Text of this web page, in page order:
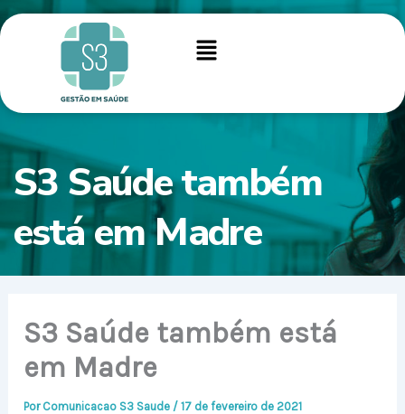
para
conteúdo
Menu
S3 Saúde também
está em Madre
S3 Saúde também está
em Madre
Por Comunicacao S3 Saude /17 de fevereiro de 2021